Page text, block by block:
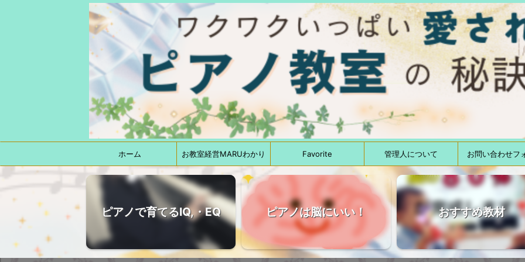
ホーム お教室経営MARUわかり Favorite 管理人について お問い合わせフ
ピアノで育てるIQ,・EQ ピアノは脳にいい！ おすすめ教材